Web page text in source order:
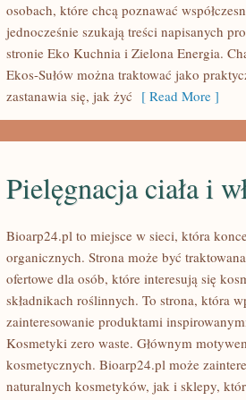
osobach, które chcą poznawać
jednocześnie szukają treści napisanych
stronie Eko Kuchnia i Zielona Energia.
Ekos-Sułów można traktować jako
zastanawia się, jak żyć [ Read More ]
Pielęgnacja ciała i
Bioarp24.pl to miejsce w sieci, która
organicznych. Strona może być
ofertowe dla osób, które interesują się
składnikach roślinnych. To strona, która
zainteresowanie produktami
Kosmetyki zero waste. Głównym
kosmetycznych. Bioarp24.pl może
naturalnych kosmetyków, jak i sklepy,